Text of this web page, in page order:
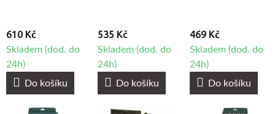
610 Kč
Skladem (dod. do
24h)
Do košíku
535 Kč
Skladem (dod. do
24h)
Do košíku
469 Kč
Skladem (dod. do
24h)
Do košíku